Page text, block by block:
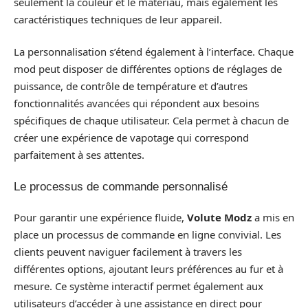
caractéristiques techniques de leur appareil.
La personnalisation s’étend également à l’interface. Chaque
mod peut disposer de différentes options de réglages de
puissance, de contrôle de température et d’autres
fonctionnalités avancées qui répondent aux besoins
spécifiques de chaque utilisateur. Cela permet à chacun de
créer une expérience de vapotage qui correspond
parfaitement à ses attentes.
Le processus de commande personnalisé
Pour garantir une expérience fluide, Volute Modz a mis en
place un processus de commande en ligne convivial. Les
clients peuvent naviguer facilement à travers les
différentes options, ajoutant leurs préférences au fur et à
mesure. Ce système interactif permet également aux
utilisateurs d’accéder à une assistance en direct pour